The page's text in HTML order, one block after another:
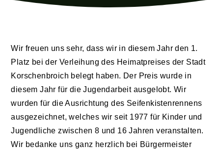
Wir freuen uns sehr, dass wir in diesem Jahr den 1.
Platz bei der Verleihung des Heimatpreises der Stadt
Korschenbroich belegt haben. Der Preis wurde in
diesem Jahr für die Jugendarbeit ausgelobt. Wir
wurden für die Ausrichtung des Seifenkistenrennens
ausgezeichnet, welches wir seit 1977 für Kinder und
Jugendliche zwischen 8 und 16 Jahren veranstalten.
Wir bedanke uns ganz herzlich bei Bürgermeister